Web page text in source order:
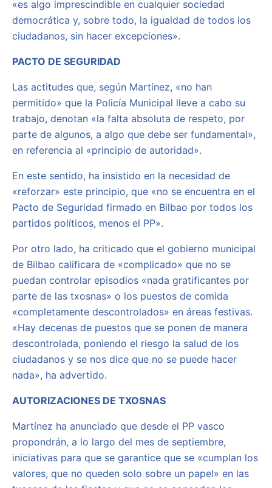
«es algo imprescindible en cualquier sociedad
democrática y, sobre todo, la igualdad de todos los
ciudadanos, sin hacer excepciones».
PACTO DE SEGURIDAD
Las actitudes que, según Martínez, «no han
permitido» que la Policía Municipal lleve a cabo su
trabajo, denotan «la falta absoluta de respeto, por
parte de algunos, a algo que debe ser fundamental»,
en referencia al «principio de autoridad».
En este sentido, ha insistido en la necesidad de
«reforzar» este principio, que «no se encuentra en el
Pacto de Seguridad firmado en Bilbao por todos los
partidos políticos, menos el PP».
Por otro lado, ha criticado que el gobierno municipal
de Bilbao calificara de «complicado» que no se
puedan controlar episodios «nada gratificantes por
parte de las txosnas» o los puestos de comida
«completamente descontrolados» en áreas festivas.
«Hay decenas de puestos que se ponen de manera
descontrolada, poniendo el riesgo la salud de los
ciudadanos y se nos dice que no se puede hacer
nada», ha advertido.
AUTORIZACIONES DE TXOSNAS
Martínez ha anunciado que desde el PP vasco
propondrán, a lo largo del mes de septiembre,
iniciativas para que se garantice que se «cumplan los
valores, que no queden solo sobre un papel» en las